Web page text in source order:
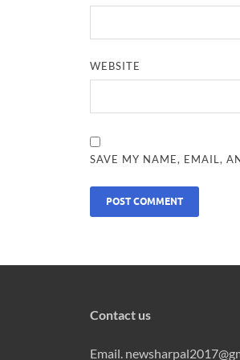
WEBSITE
SAVE MY NAME, EMAIL,
Contact us
Email.